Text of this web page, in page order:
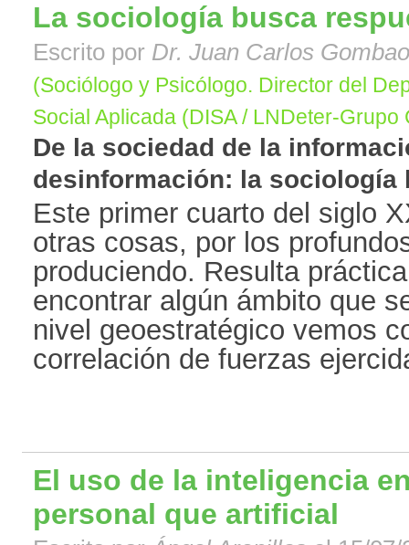
La sociología busca
Escrito por Dr. Juan Carlos Gombao
(Sociólogo y Psicólogo. Director del
Social Aplicada (DISA / LNDeter-Grupo
De la sociedad de la
desinformación: la sociología
Este primer cuarto del siglo
otras cosas, por los
produciendo. Resulta
encontrar algún ámbito que
nivel geoestratégico vemos
correlación de fuerzas
El uso de la inteligencia
personal que artificial